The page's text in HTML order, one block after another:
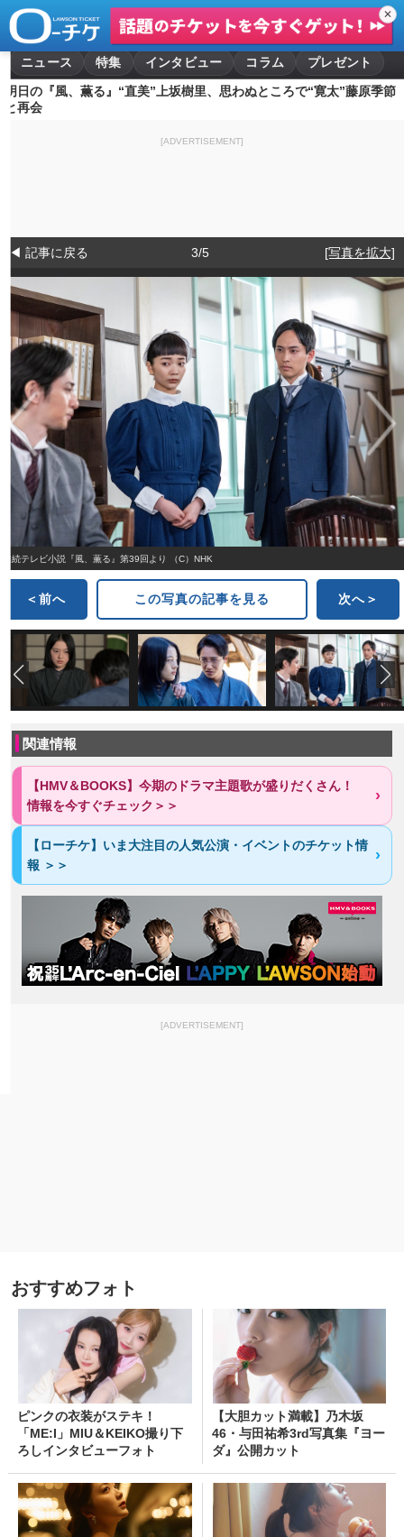
✕
ニュース 特集 インタビュー コラム
プレゼント
明日の『風、薫る』“直美”上坂樹里、思わぬところで“寛太”藤原季節
と再会
[ADVERTISEMENT]
◀ 記事に戻る 3/5 [写真を拡大]
連続テレビ小説『風、薫る』第39回より （C）NHK
＜前へ この写真の記事を見る 次へ＞
関連情報
【HMV＆BOOKS】今期のドラマ主題歌が盛りだくさん！
情報を今すぐチェック＞＞
【ローチケ】いま大注目の人気公演・イベントのチケット情
報 ＞＞
[ADVERTISEMENT]
おすすめフォト
ピンクの衣装がステキ！
「ME:I」MIU＆KEIKO撮り下
ろしインタビューフォト
【大胆カット満載】乃木坂
46・与田祐希3rd写真集『ヨー
ダ』公開カット